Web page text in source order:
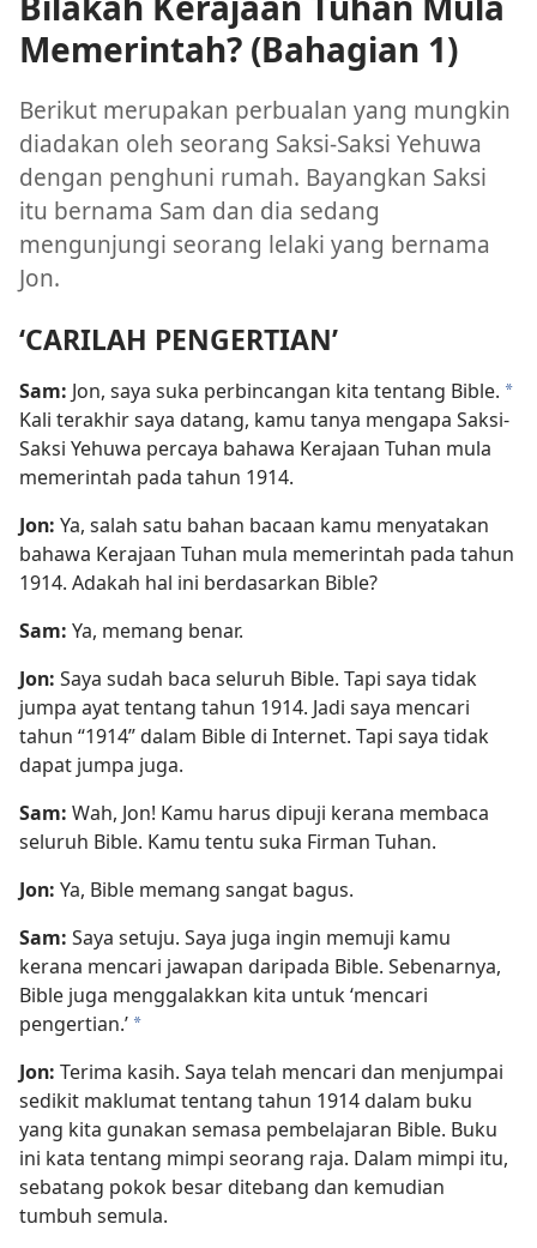
Memerintah? (Bahagian 1)
Berikut merupakan perbualan yang mungkin
diadakan oleh seorang Saksi-Saksi Yehuwa
dengan penghuni rumah. Bayangkan Saksi
itu bernama Sam dan dia sedang
mengunjungi seorang lelaki yang bernama
Jon.
‘CARILAH PENGERTIAN’
Sam: Jon, saya suka perbincangan kita tentang Bible. *
Kali terakhir saya datang, kamu tanya mengapa Saksi-
Saksi Yehuwa percaya bahawa Kerajaan Tuhan mula
memerintah pada tahun 1914.
Jon: Ya, salah satu bahan bacaan kamu menyatakan
bahawa Kerajaan Tuhan mula memerintah pada tahun
1914. Adakah hal ini berdasarkan Bible?
Sam: Ya, memang benar.
Jon: Saya sudah baca seluruh Bible. Tapi saya tidak
jumpa ayat tentang tahun 1914. Jadi saya mencari
tahun “1914” dalam Bible di Internet. Tapi saya tidak
dapat jumpa juga.
Sam: Wah, Jon! Kamu harus dipuji kerana membaca
seluruh Bible. Kamu tentu suka Firman Tuhan.
Jon: Ya, Bible memang sangat bagus.
Sam: Saya setuju. Saya juga ingin memuji kamu
kerana mencari jawapan daripada Bible. Sebenarnya,
Bible juga menggalakkan kita untuk ‘mencari
pengertian.’ *
Jon: Terima kasih. Saya telah mencari dan menjumpai
sedikit maklumat tentang tahun 1914 dalam buku
yang kita gunakan semasa pembelajaran Bible. Buku
ini kata tentang mimpi seorang raja. Dalam mimpi itu,
sebatang pokok besar ditebang dan kemudian
tumbuh semula.